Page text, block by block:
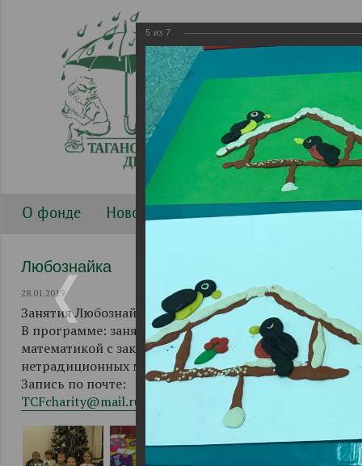
О фонде Новости Направления работы
Любознайка
28.01.2019
Занятия Любознайки проходят в 17:00 по вторникам
В программе: занятие с логопедом, развитие
математикой с закреплением в творчестве с
нетрадиционных материалов.
Запись по почте:
TCFcharity@mail.ru
5 из 7